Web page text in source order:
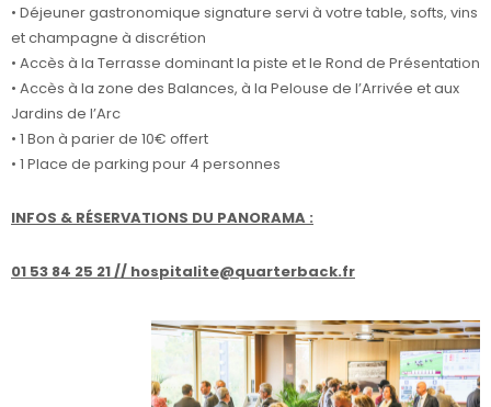
• Déjeuner gastronomique signature servi à votre table, softs, vins
et champagne à discrétion
• Accès à la Terrasse dominant la piste et le Rond de Présentation
• Accès à la zone des Balances, à la Pelouse de l’Arrivée et aux
Jardins de l’Arc
• 1 Bon à parier de 10€ offert
• 1 Place de parking pour 4 personnes
INFOS & RÉSERVATIONS DU PANORAMA :
01 53 84 25 21 // hospitalite@quarterback.fr